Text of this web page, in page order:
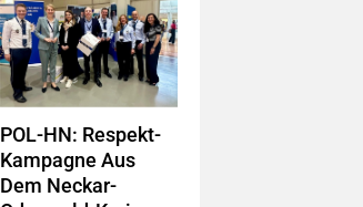
POL-HN: Respekt-
Kampagne Aus
Dem Neckar-